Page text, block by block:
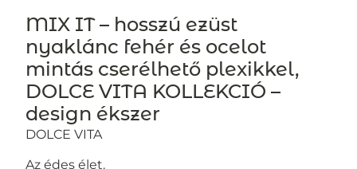
MIX IT – hosszú ezüst
nyaklánc fehér és ocelot
mintás cserélhető plexikkel,
DOLCE VITA KOLLEKCIÓ –
design ékszer
DOLCE VITA
Az édes élet.